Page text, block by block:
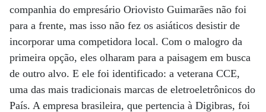
companhia do empresário Oriovisto Guimarães não foi
para a frente, mas isso não fez os asiáticos desistir de
incorporar uma competidora local. Com o malogro da
primeira opção, eles olharam para a paisagem em busca
de outro alvo. E ele foi identificado: a veterana CCE,
uma das mais tradicionais marcas de eletroeletrônicos do
País. A empresa brasileira, que pertencia à Digibras, foi